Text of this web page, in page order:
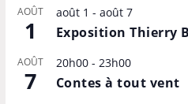
AOÛT
1
août 1 - août 7
Exposition Thierry
AOÛT
7
20h00- 23h00
Contes à tout vent